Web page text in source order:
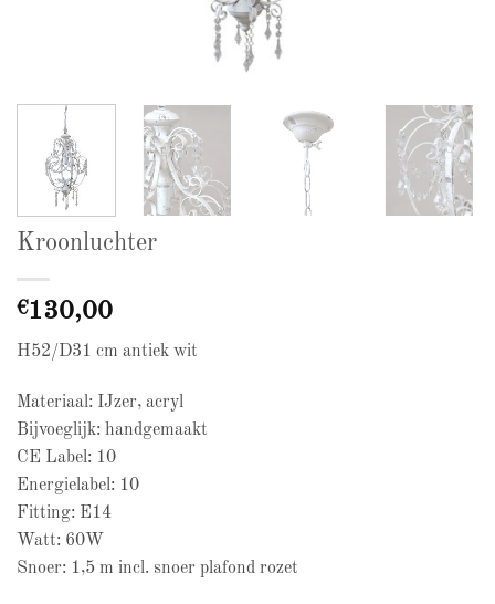
Kroonluchter
€130,00
H52/D31 cm antiek wit
Materiaal: IJzer, acryl
Bijvoeglijk: handgemaakt
CE Label: 10
Energielabel: 10
Fitting: E14
Watt: 60W
Snoer: 1,5 m incl. snoer plafond rozet